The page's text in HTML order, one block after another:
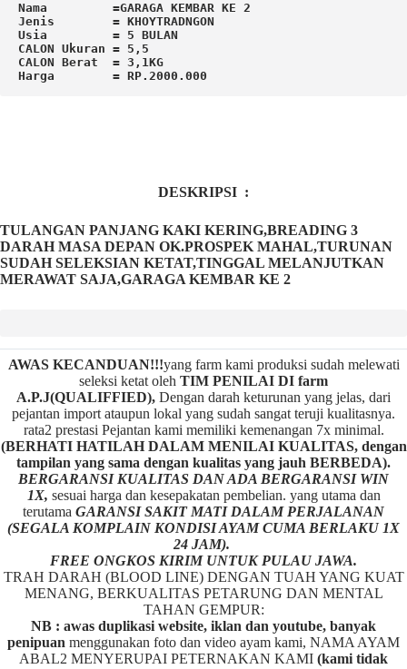
Nama         =GARAGA KEMBAR KE 2
Jenis        = KHOYTRADNGON
Usia         = 5 BULAN
CALON Ukuran = 5,5
CALON Berat  = 3,1KG
Harga        = RP.2000.000
DESKRIPSI :
TULANGAN PANJANG KAKI KERING,BREADING 3
DARAH MASA DEPAN OK.PROSPEK MAHAL,TURUNAN
SUDAH SELEKSIAN KETAT,TINGGAL MELANJUTKAN
MERAWAT SAJA,GARAGA KEMBAR KE 2
AWAS KECANDUAN!!!yang farm kami produksi sudah melewati
seleksi ketat oleh TIM PENILAI DI farm
A.P.J(QUALIFFIED), Dengan darah keturunan yang jelas, dari
pejantan import ataupun lokal yang sudah sangat teruji kualitasnya.
rata2 prestasi Pejantan kami memiliki kemenangan 7x minimal.
(BERHATI HATILAH DALAM MENILAI KUALITAS, dengan
tampilan yang sama dengan kualitas yang jauh BERBEDA).
BERGARANSI KUALITAS DAN ADA BERGARANSI WIN
1X, sesuai harga dan kesepakatan pembelian. yang utama dan
terutama GARANSI SAKIT MATI DALAM PERJALANAN
(SEGALA KOMPLAIN KONDISI AYAM CUMA BERLAKU 1X
24 JAM).
FREE ONGKOS KIRIM UNTUK PULAU JAWA.
TRAH DARAH (BLOOD LINE) DENGAN TUAH YANG KUAT
MENANG, BERKUALITAS PETARUNG DAN MENTAL
TAHAN GEMPUR:
NB : awas duplikasi website, iklan dan youtube, banyak
penipuan menggunakan foto dan video ayam kami, NAMA AYAM
ABAL2 MENYERUPAI PETERNAKAN KAMI (kami tidak